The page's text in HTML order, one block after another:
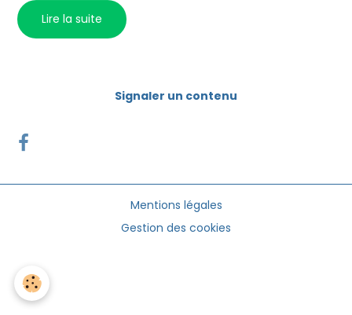
Lire la suite
Signaler un contenu
Mentions légales
Gestion des cookies